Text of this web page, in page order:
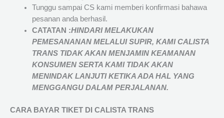
Tunggu sampai CS kami memberi konfirmasi bahawa
pesanan anda berhasil.
CATATAN :HINDARI MELAKUKAN
PEMESANANAN MELALUI SUPIR, KAMICALISTA
TRANSTIDAK AKAN MENJAMINKEAMANAN
KONSUMEN SERTA KAMI TIDAK AKAN
MENINDAK LANJUTI KETIKA ADA HAL YANG
MENGGANGU DALAM PERJALANAN.
CARA BAYAR TIKET DI CALISTA TRANS